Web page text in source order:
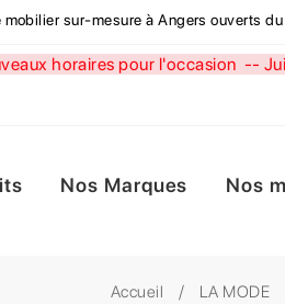
sur-mesure à Angers ouverts
horaires pour l'occasion --
Nos Marques Nos
Accueil LA MODE